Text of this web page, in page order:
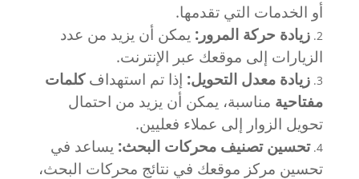
أو الخدمات التي تقدمها.
زيادة حركة المرور: يمكن أن يزيد من عدد
الزيارات إلى موقعك عبر الإنترنت.
زيادة معدل التحويل: إذا تم استهدافكلمات
مفتاحية مناسبة، يمكن أن يزيد من احتمال
تحويل الزوار إلى عملاء فعليين.
تحسين تصنيف محركات البحث: يساعد في
تحسين مركز موقعك في نتائج محركات البحث،